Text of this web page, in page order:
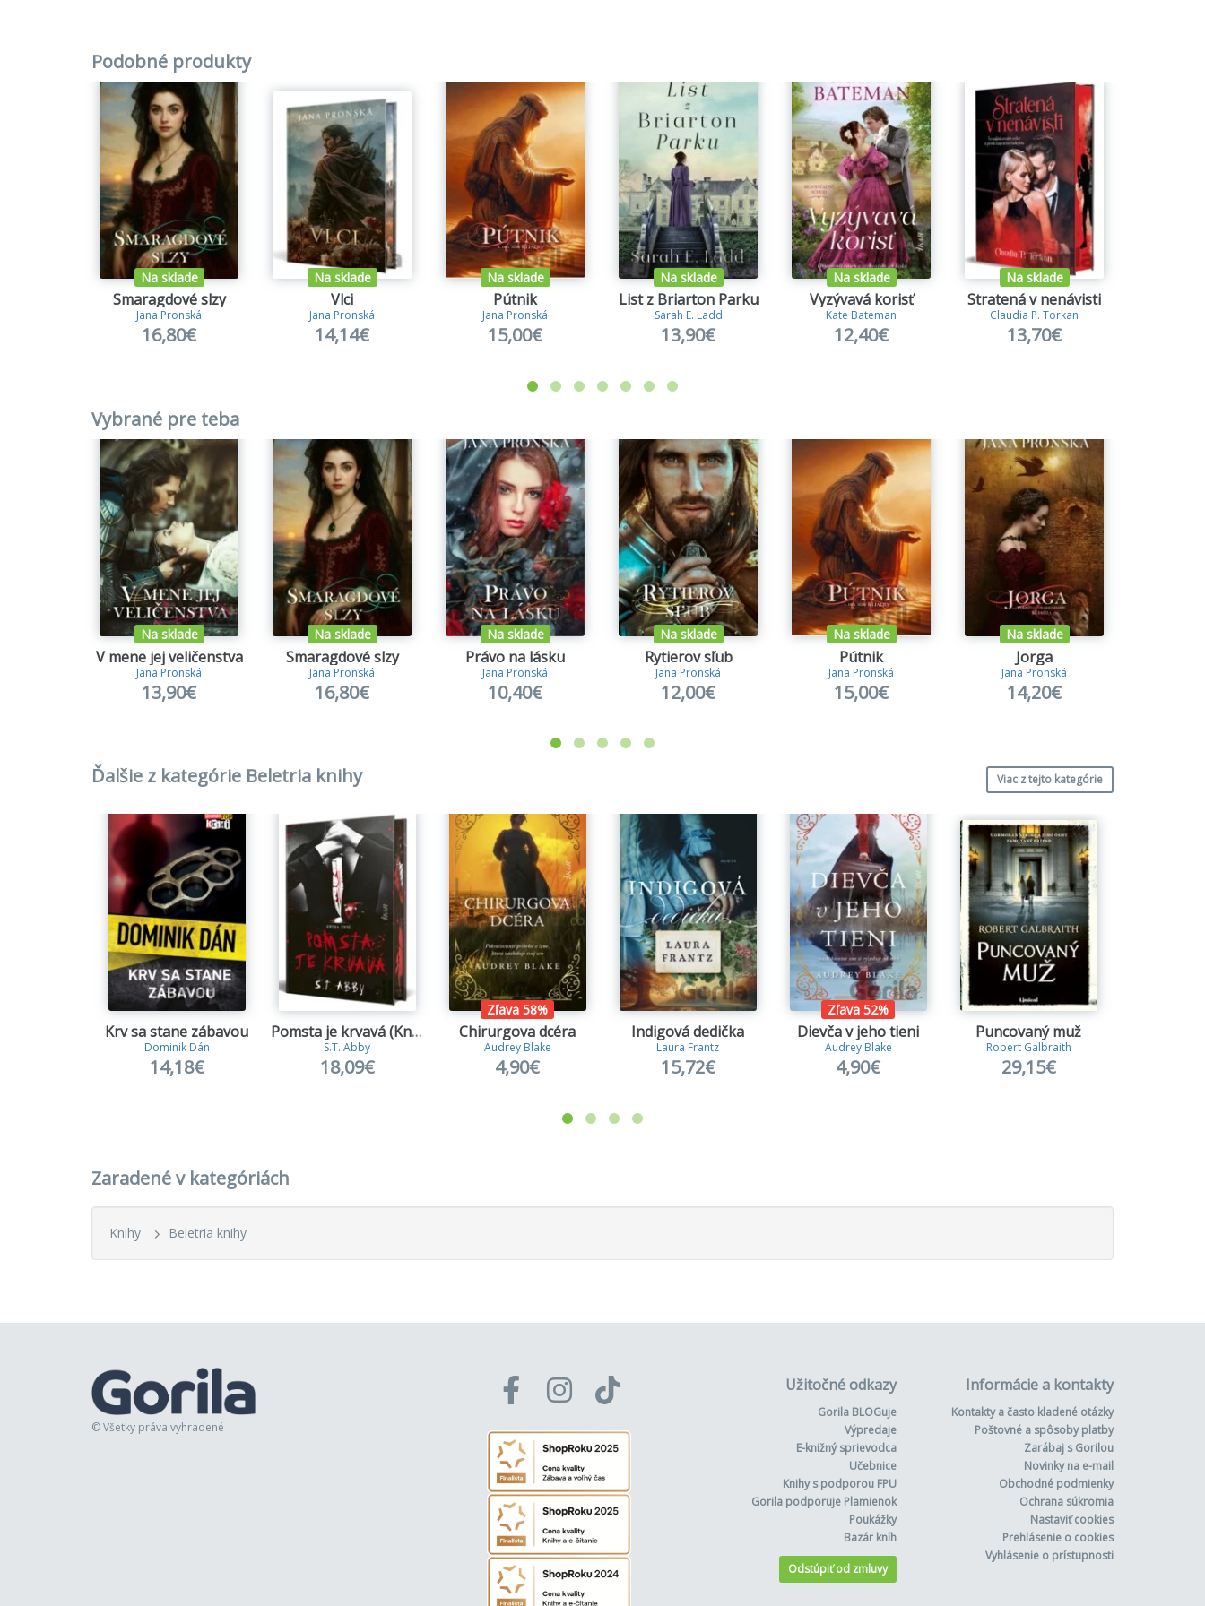
Podobné produkty
Na sklade
Smaragdové slzy
Jana Pronská
16,80€
Na sklade
Vlci
Jana Pronská
14,14€
Na sklade
Pútnik
Jana Pronská
15,00€
Na sklade
List z Briarton Parku
Sarah E. Ladd
13,90€
Na sklade
Vyzývavá korisť
Kate Bateman
12,40€
Na sklade
Stratená v nenávisti
Claudia P. Torkan
13,70€
Vybrané pre teba
Na sklade
V mene jej veličenstva
Jana Pronská
13,90€
Na sklade
Smaragdové slzy
Jana Pronská
16,80€
Na sklade
Právo na lásku
Jana Pronská
10,40€
Na sklade
Rytierov sľub
Jana Pronská
12,00€
Na sklade
Pútnik
Jana Pronská
15,00€
Na sklade
Jorga
Jana Pronská
14,20€
Ďalšie z kategórie Beletria knihy Viac z tejto kategórie
Krv sa stane zábavou
Dominik Dán
14,18€
Pomsta je krvavá (Kniha prvá)
S.T. Abby
18,09€
Zľava 58%
Chirurgova dcéra
Audrey Blake
4,90€
Indigová dedička
Laura Frantz
15,72€
Zľava 52%
Dievča v jeho tieni
Audrey Blake
4,90€
Puncovaný muž
Robert Galbraith
29,15€
Zaradené v kategóriách
Knihy Beletria knihy
© Všetky práva vyhradené
Užitočné odkazy
Gorila BLOGuje
Výpredaje
E-knižný sprievodca
Učebnice
Knihy s podporou FPU
Gorila podporuje Plamienok
Poukážky
Bazár kníh
Odstúpiť od zmluvy
Informácie a kontakty
Kontakty a často kladené otázky
Poštovné a spôsoby platby
Zarábaj s Gorilou
Novinky na e-mail
Obchodné podmienky
Ochrana súkromia
Nastaviť cookies
Prehlásenie o cookies
Vyhlásenie o prístupnosti